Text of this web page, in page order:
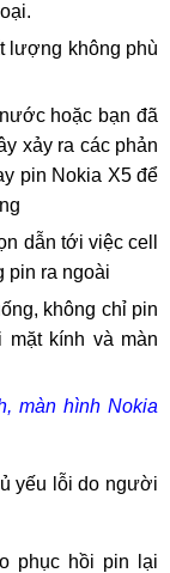
lượng không phù
hoặc bạn đã
xảy ra các phản
pin Nokia X5 để
dẫn tới việc cell
pin ra ngoài
không chỉ pin
kính và màn
màn hình Nokia
yếu lỗi do người
phục hồi pin lại